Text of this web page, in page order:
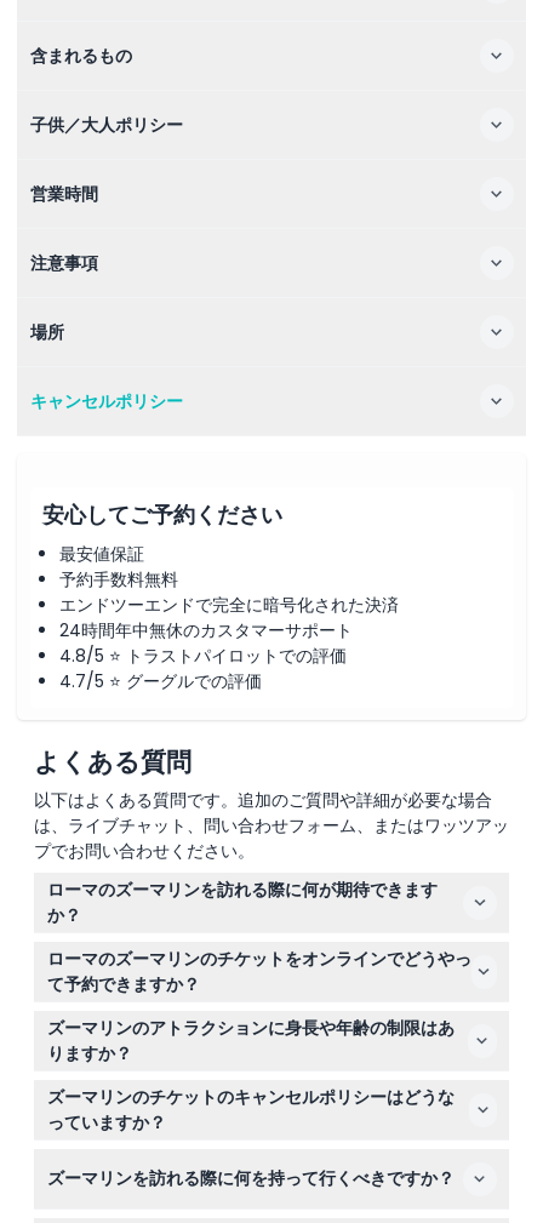
含まれるもの
子供／大人ポリシー
営業時間
注意事項
場所
キャンセルポリシー
安心してご予約ください
最安値保証
予約手数料無料
エンドツーエンドで完全に暗号化された決済
24時間年中無休のカスタマーサポート
4.8/5 ⭐ トラストパイロットでの評価
4.7/5 ⭐ グーグルでの評価
よくある質問
以下はよくある質問です。追加のご質問や詳細が必要な場合
は、ライブチャット、問い合わせフォーム、またはワッツアッ
プでお問い合わせください。
ローマのズーマリンを訪れる際に何が期待できます
か？
ズーマリンでは、スリリングなウォータースライダーやエ
キサイティングな乗り物、魅力的なイルカやアシカのショ
ー、そしてウミガメ救助センターなどの教育的な展示を楽
しめます。家族連れや冒険好きにぴったりの楽しい一日を
過ごせます。
ローマのズーマリンのチケットをオンラインでどうやっ
て予約できますか？
このウェブサイトで簡単にズーマリンのチケットをオンラ
イン予約できます。希望の日付を選択でき、公園での列を
スキップできます。
ズーマリンのアトラクションに身長や年齢の制限はあ
りますか？
100cm未満の子供は無料で入場でき、100cmから130cm
の子供用に現地で割引チケットが利用可能です。ほとんど
のアトラクションは家族向けですが、一部の乗り物には現
地で確認される身長や年齢制限があります。
ズーマリンのチケットのキャンセルポリシーはどうな
っていますか？
んので、予約時には日付を慎重に選んでください。
ズーマリンを訪れる際に何を持って行くべきですか？